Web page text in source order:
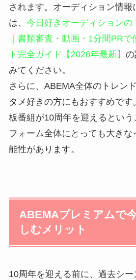
されます。オーディション情報
は、 今日好きオーディションの
｜書類審査・動画・1分間PR
ト完全ガイド【2026年最新】
みてください。
さらに、ABEMA全体のトレン
タメ好きの方にもおすすめで
板番組が10周年を迎えるという
フォーム全体にとっても大き
能性があります。
ABEMAプレミアムで
しむメリット
10周年を迎える前に、過去シー